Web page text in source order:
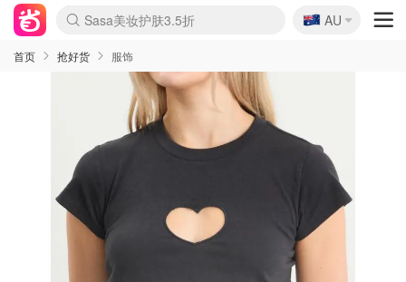
lululemon折扣上新
Sasa美妆护肤3.5折
SSENSE年中3折
FreshBeauty好价汇总
Cettire降价+叠9折
Farfetch折上8折
WWS Coles超市实拍
viagogo二手票捡漏
Myer清仓1折起
The Outnet奢牌1折起
David Jones 3折起
Flannels大牌1折
Perfumes Club护肤1折
AMIRO返校季6.2折
Oweek抽奖送Airpods
Amazon折扣汇总
eToro入金$200送$50
Amazon数码好物
ICONIC本周7.5折
ThedoubleF高奢地板价
Moose Knuckles 6折
丝芙兰5折起
EUFY官网3.7折起
Selenichast首饰2折
Trip机票酒店促销
YSL送5件彩妆礼
Amazon家居好物
BIGBANG巡演开票
David Jones时尚3折
Amazon美妆护肤
雅漾大喷$8
过敏原检测盒$33
伊索独家赠50ml沐浴露
科颜氏清仓3折
SEALIFE海洋馆门票6折
丝塔芙大白罐$16
订阅Newsletter送香薰
Cult Beauty 6.8折
Harrods圣诞日历2.3折
LN-CC奢牌私促3折
d'Alba空姐喷雾$16
EVE LOM套装逆天2折
Bernardelli独家4折
Adore Beauty 6折起
CT圣诞日历
Mytheresa奢品2.7折
Luxury Escapes 9折
Currentbody美容仪9折
卡诗9折+赠4件礼
MOON Garden Live
ALLSAINTS美衣3折
Roborock扫地机3.7折
Tingo Life水杯$24
Valentino官网5折
CR洗发护发6.3折
🇦🇺
AU
首页 抢好货 服饰